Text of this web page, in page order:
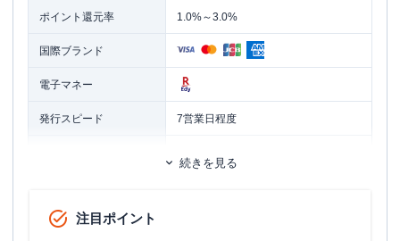
ポイント還元率 1.0%～3.0%
国際ブランド
電子マネー
発行スピード 7営業日程度
家族カード
続きを見る
注目ポイント